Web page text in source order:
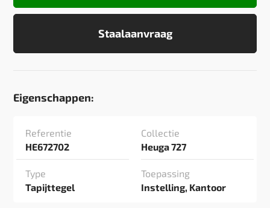
Staalaanvraag
Eigenschappen:
Referentie
HE672702
Collectie
Heuga 727
Type
Tapijttegel
Toepassing
Instelling, Kantoor